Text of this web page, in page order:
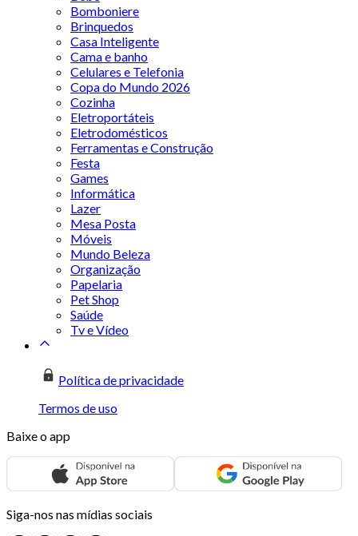
Bomboniere
Brinquedos
Casa Inteligente
Cama e banho
Celulares e Telefonia
Copa do Mundo 2026
Cozinha
Eletroportáteis
Eletrodomésticos
Ferramentas e Construção
Festa
Games
Informática
Lazer
Mesa Posta
Móveis
Mundo Beleza
Organização
Papelaria
Pet Shop
Saúde
Tv e Vídeo
Política de privacidade
Termos de uso
Baixe o app
Siga-nos nas mídias sociais